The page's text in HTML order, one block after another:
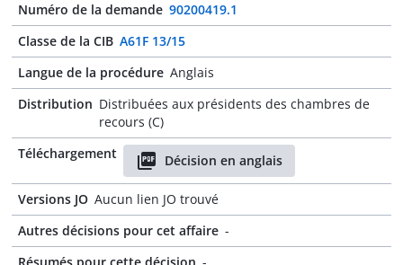
Numéro de la demande 90200419.1
Classe de la CIB A61F 13/15
Langue de la procédure Anglais
Distribution Distribuées aux présidents des chambres de
recours (C)
Téléchargement
Décision en anglais
Versions JO Aucun lien JO trouvé
Autres décisions pour cet affaire -